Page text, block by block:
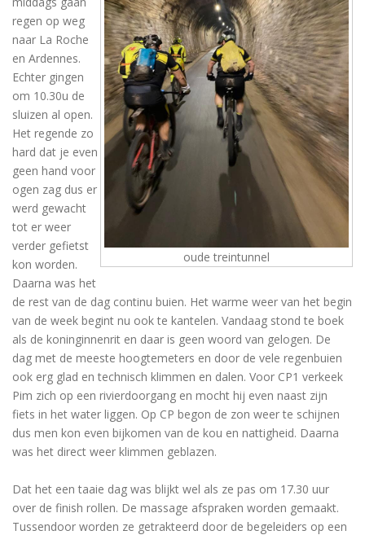
oude treintunnel
regen op weg
naar La Roche
en Ardennes.
Echter gingen
om 10.30u de
sluizen al open.
Het regende zo
hard dat je even
geen hand voor
ogen zag dus er
werd gewacht
tot er weer
verder gefietst
kon worden.
Daarna was het
de rest van de dag continu buien. Het warme weer van het begin
van de week begint nu ook te kantelen. Vandaag stond te boek
als de koninginnenrit en daar is geen woord van gelogen. De
dag met de meeste hoogtemeters en door de vele regenbuien
ook erg glad en technisch klimmen en dalen. Voor CP1 verkeek
Pim zich op een rivierdoorgang en mocht hij even naast zijn
fiets in het water liggen. Op CP begon de zon weer te schijnen
dus men kon even bijkomen van de kou en nattigheid. Daarna
was het direct weer klimmen geblazen.
Dat het een taaie dag was blijkt wel als ze pas om 17.30 uur
over de finish rollen. De massage afspraken worden gemaakt.
Tussendoor worden ze getrakteerd door de begeleiders op een